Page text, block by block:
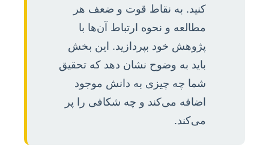
کنید. به نقاط قوت و ضعف هر
مطالعه و نحوه ارتباط آن‌ها با
پژوهش خود بپردازید. این بخش
باید به وضوح نشان دهد که تحقیق
شما چه چیزی به دانش موجود
اضافه می‌کند و چه شکافی را پر
می‌کند.